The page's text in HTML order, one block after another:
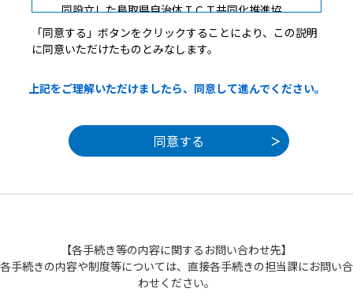
同設立した鳥取県自治体ＩＣＴ共同化推進協
議会（以下「協議会」という。）が運営しま
す。
３ 利用上の注意
本サービスの利用者（以下「利用者」とい
が必要です。このことを前提に、協議会は本
サービスのサービスを提供します。
きません。なお、閲覧のみについても、この
規約に同意されたものとみなします。
「同意する」ボタンをクリックすることにより、この説明
に同意いただけたものとみなします。
上記をご理解いただけましたら、同意して進んでください。
【各手続き等の内容に関するお問い合わせ先】
各手続きの内容や制度等については、直接各手続きの担当課にお問い合
わせください。